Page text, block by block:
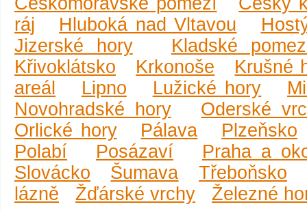
ráj
Hluboká nad Vltavou
Jizerské hory
Kladské
Křivoklátsko
Krkonoše
Krušné
areál
Lipno Lužické hory
Novohradské hory
Oderské
Orlické hory
Pálava
Plzeňsko
Polabí
Posázaví
Praha a
Slovácko
Šumava
Třeboňsko
lázně
Žďárské vrchy Železné